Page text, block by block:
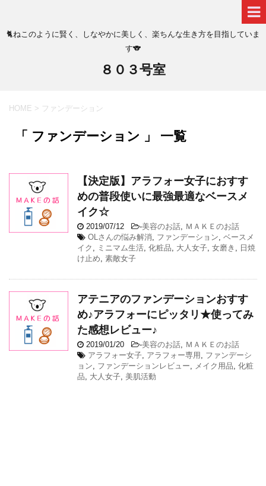
🐈ねこのように賢く、しなやかに美しく、楽ちんな生き方を目指していま
す🐨
８０３号室
HOME > ファンデーション
「 ファンデーション 」 一覧
【決定版】アラフォー女子におすす
めの普段使いに最強最適なベースメ
イク☆
2019/07/12 -美容のお話
ＭＡＫＥのお話
OLさんの悩み解消
ファンデーション ベースメ
イク
ミニマム生活 化粧品 大人女子 女磨き
日焼
け止め 素敵女子
アテニアのファンデーションおすす
め♪アラフォーにピッタリ★使ってみ
た感想レビュー♪
2019/01/20 -美容のお話
ＭＡＫＥのお話
アラフォー女子 アラフォー専用
ファンデーシ
ョン
ファンデーションレビュー メイク用品 化粧
品
大人女子 美肌活動